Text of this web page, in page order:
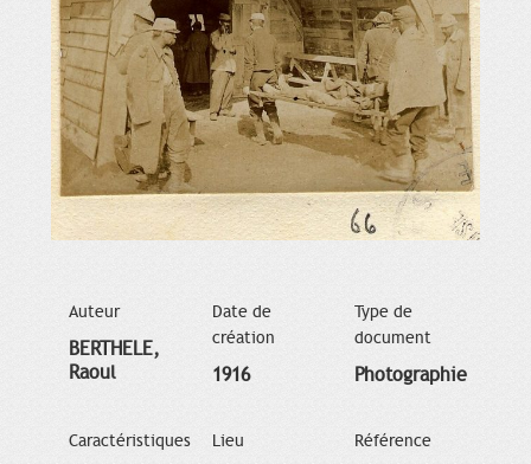
Auteur
BERTHELE,
Raoul
Date de
création
1916
Type de
document
Photographie
Caractéristiques Lieu Référence